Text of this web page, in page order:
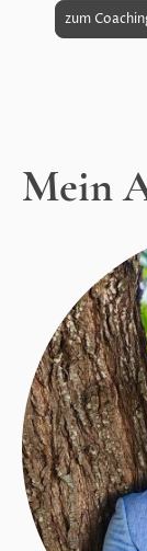
zum
Mein